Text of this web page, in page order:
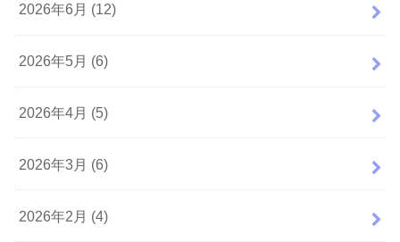
2026年6月 (12)
2026年5月 (6)
2026年4月 (5)
2026年3月 (6)
2026年2月 (4)